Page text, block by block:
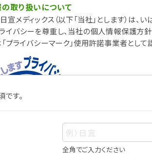
取り扱いについて
宣メディックス（以下「当社」とします）は、
イバシーを尊重し、当社の個人情報保護方
プライバシーマーク」使用許諾事業者として
す。
全角でご入力ください